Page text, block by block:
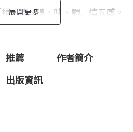
、聽、嗅、味、觸」這五感。
）、胃腸道感覺（飢餓感、渴
跳、血壓、呼吸 ……），甚至難
研究成果，譜出了美妙的感官
推薦 作者簡介
出版資訊